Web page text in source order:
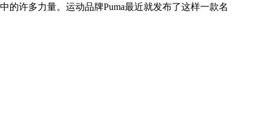
许多力量。运动品牌Puma最近就发布了这样一款名